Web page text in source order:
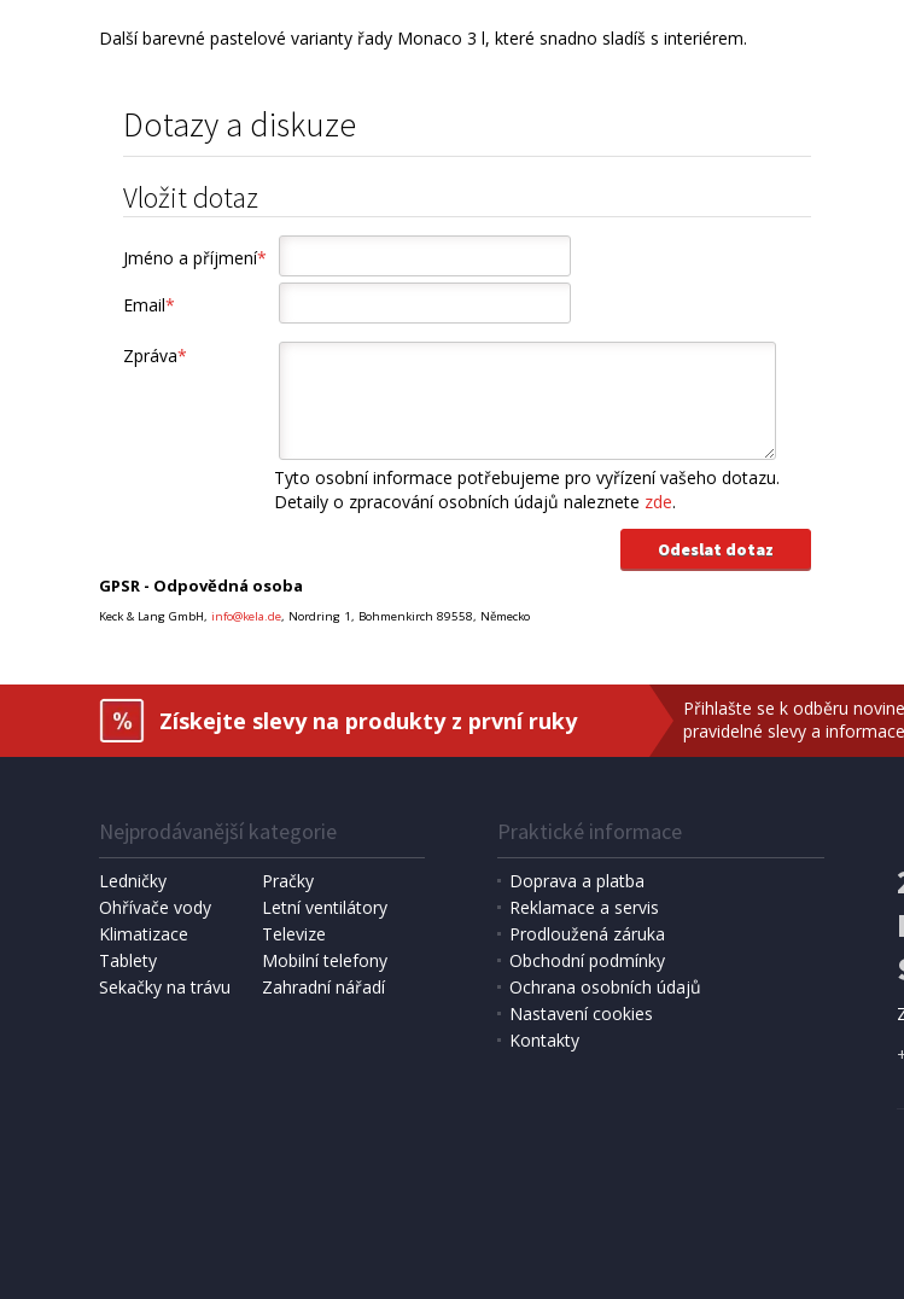
Další barevné pastelové varianty řady Monaco 3 l, které snadno sladíš s interiérem.
Dotazy a diskuze
Vložit dotaz
Jméno a příjmení*
Email*
Zpráva*
Tyto osobní informace potřebujeme pro vyřízení vašeho dotazu.
Detaily o zpracování osobních údajů naleznete zde.
GPSR - Odpovědná osoba
Keck & Lang GmbH, info@kela.de, Nordring 1, Bohmenkirch 89558, Německo
Získejte slevy na produkty z první ruky
Přihlašte se k odběru
pravidelné slevy a
Nejprodávanější kategorie
Ledničky
Pračky
Ohřívače vody
Letní ventilátory
Klimatizace
Televize
Tablety
Mobilní telefony
Sekačky na trávu
Zahradní nářadí
Praktické informace
Doprava a platba
Reklamace a servis
Prodloužená záruka
Obchodní podmínky
Ochrana osobních údajů
Nastavení cookies
Kontakty